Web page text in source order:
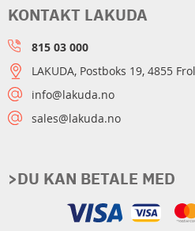
>DU KAN BETALE MED
KONTAKT LAKUDA
815 03 000
LAKUDA, Postboks 19, 4855
info@lakuda.no
sales@lakuda.no